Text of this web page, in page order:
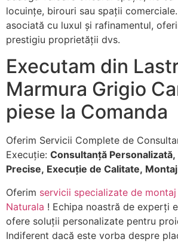
locuințe, birouri sau spații
asociată cu luxul și rafinamentul,
prestigiu proprietății dvs.
Executam din
Marmura Grigio
piese la Comanda
Oferim Servicii Complete de
Execuție: Consultanță Personalizată,
Precise, Execuție de Calitate,
Oferim servicii specializate de montaj
Naturala ! Echipa noastră de experți
ofere soluții personalizate pentru
Indiferent dacă este vorba despre